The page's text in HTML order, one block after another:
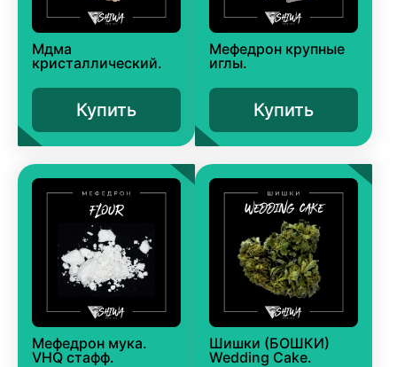
Мдма
кристаллический.
Купить
Мефедрон крупные
иглы.
Купить
Мефедрон мука.
VHQ стафф.
Шишки (БОШКИ)
Wedding Cake.